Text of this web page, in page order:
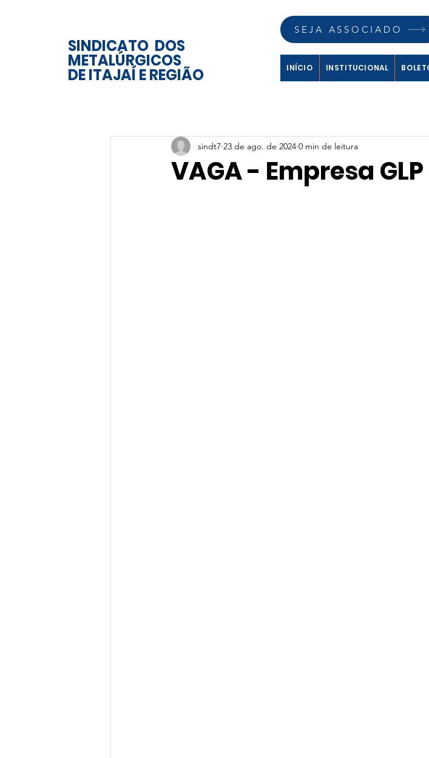
SINDICATO DOS
METALÚRGICOS
DE ITAJAÍ E REGIÃO
SEJA ASSOCIADO
INÍCIO INSTITUCIONAL
VAGA - Empresa GLP
sindt7 23 de ago. de 2024 0 min de leitura